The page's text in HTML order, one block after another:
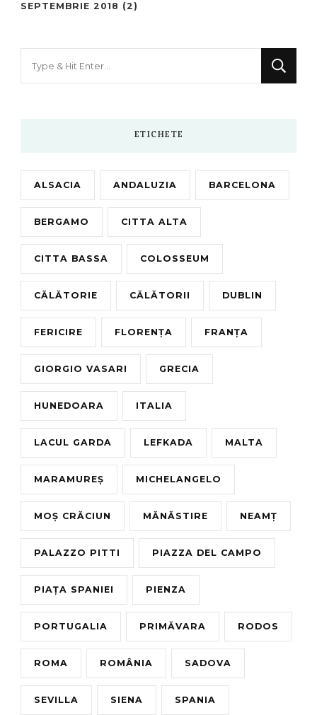
SEPTEMBRIE 2018 (2)
ETICHETE
ALSACIA ANDALUZIA BARCELONA
BERGAMO CITTA ALTA
CITTA BASSA COLOSSEUM
CĂLĂTORIE CĂLĂTORII DUBLIN
FERICIRE FLORENȚA FRANȚA
GIORGIO VASARI GRECIA
HUNEDOARA ITALIA
LACUL GARDA LEFKADA MALTA
MARAMUREȘ MICHELANGELO
MOȘ CRĂCIUN MĂNĂSTIRE NEAMȚ
PALAZZO PITTI PIAZZA DEL CAMPO
PIAȚA SPANIEI PIENZA
PORTUGALIA PRIMĂVARA RODOS
ROMA ROMÂNIA SADOVA
SEVILLA SIENA SPANIA